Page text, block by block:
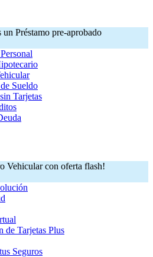
un Préstamo pre-aprobado
Sueldo
Tarjetas
Vehicular con oferta flash!
de Tarjetas Plus
Seguros